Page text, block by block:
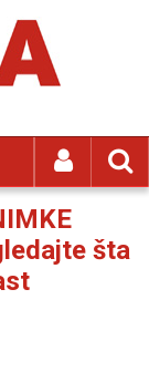
šta